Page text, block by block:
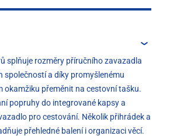
splňuje rozměry příručního zavazadla
společností a díky promyšlenému
okamžiku přeměnit na cestovní tašku.
popruhy do integrované kapsy a
pro cestování. Několik přihrádek a
přehledné balení i organizaci věcí.